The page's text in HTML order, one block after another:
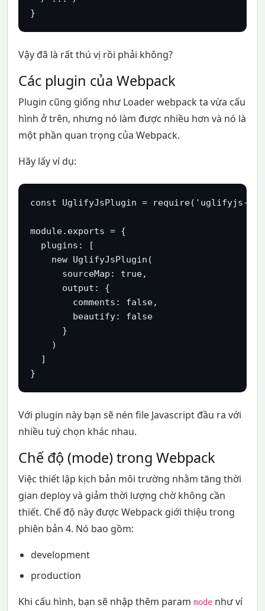
}
Vậy đã là rất thú vị rồi phải không?
Các plugin của Webpack
Plugin cũng giống như Loader webpack ta vừa cấu
hình ở trên, nhưng nó làm được nhiều hơn và nó là
một phần quan trọng của Webpack.
Hãy lấy ví dụ:
const UglifyJsPlugin = require('uglifyjs-
module.exports = {
  plugins: [
    new UglifyJsPlugin(
      sourceMap: true,
      output: {
        comments: false,
        beautify: false
      }
    )
  ]
}
Với plugin này bạn sẽ nén file Javascript đầu ra với
nhiều tuỳ chọn khác nhau.
Chế độ (mode) trong Webpack
Việc thiết lập kịch bản môi trường nhằm tăng thời
gian deploy và giảm thời lượng chờ không cần
thiết. Chế độ này được Webpack giới thiệu trong
phiên bản 4. Nó bao gồm:
development
production
Khi cấu hình, bạn sẽ nhập thêm param modenhư ví